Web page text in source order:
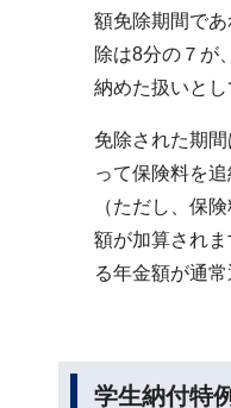
額免除期間で
除は8分の７が
納めた扱いとし
免除された期
って保険料を
（ただし、保
額が加算され
る年金額が通常
学生納付特